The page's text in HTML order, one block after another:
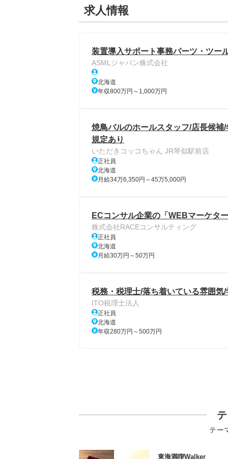
求人情報
装置導入サポート事務パーツ・ツー
ASMLジャパン株式会社
北海道
年収800万円～1,000万円
焼鳥バルのホールスタッフ/店長候
規定あり
いただきコッコちゃん JR琴似駅前店
正社員
北海道
月給34万6,350円～45万5,000円
ECコンサル企業の「WEBマーケタ
株式会社RACEコンサルティング
正社員
北海道
月給30万円～50万円
税務・税理士/落ち着いている雰囲気
ITO税理士法人
正社員
北海道
年収280万円～500万円
テー
東海満喫Walker